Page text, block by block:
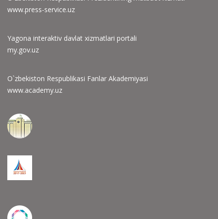
www.press-service.uz
Yagona interaktiv davlat xizmatlari portali
my.gov.uz
O`zbekiston Respublikasi Fanlar Akademiyasi
www.academy.uz